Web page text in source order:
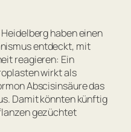
haben einen
entdeckt, mit
reagieren: Ein
wirkt als
Abscisinsäure das
Damit könnten künftig
gezüchtet